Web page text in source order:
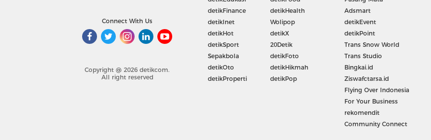
Connect With Us
Copyright @ 2026 detikcom.
All right reserved
detikFinance
detikInet
detikHot
detikSport
Sepakbola
detikOto
detikProperti
detikHealth
Wolipop
detikX
20Detik
detikFoto
detikHikmah
detikPop
Adsmart
detikEvent
detikPoint
Trans Snow World
Trans Studio
Bingkai.id
Ziswafctarsa.id
Flying Over Indonesia
For Your Business
rekomendit
Community Connect